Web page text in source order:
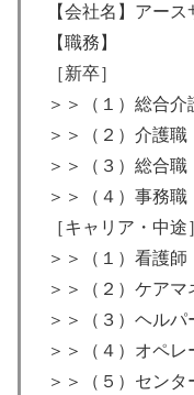
【会社名】アー
【職務】
［新卒］
＞＞（１）総合介
＞＞（２）介護職
＞＞（３）総合職
＞＞（４）事務職
［キャリア・中途
＞＞（１）看護師
＞＞（２）ケアマ
＞＞（３）ヘルパ
＞＞（４）オペレ
＞＞（５）センタ